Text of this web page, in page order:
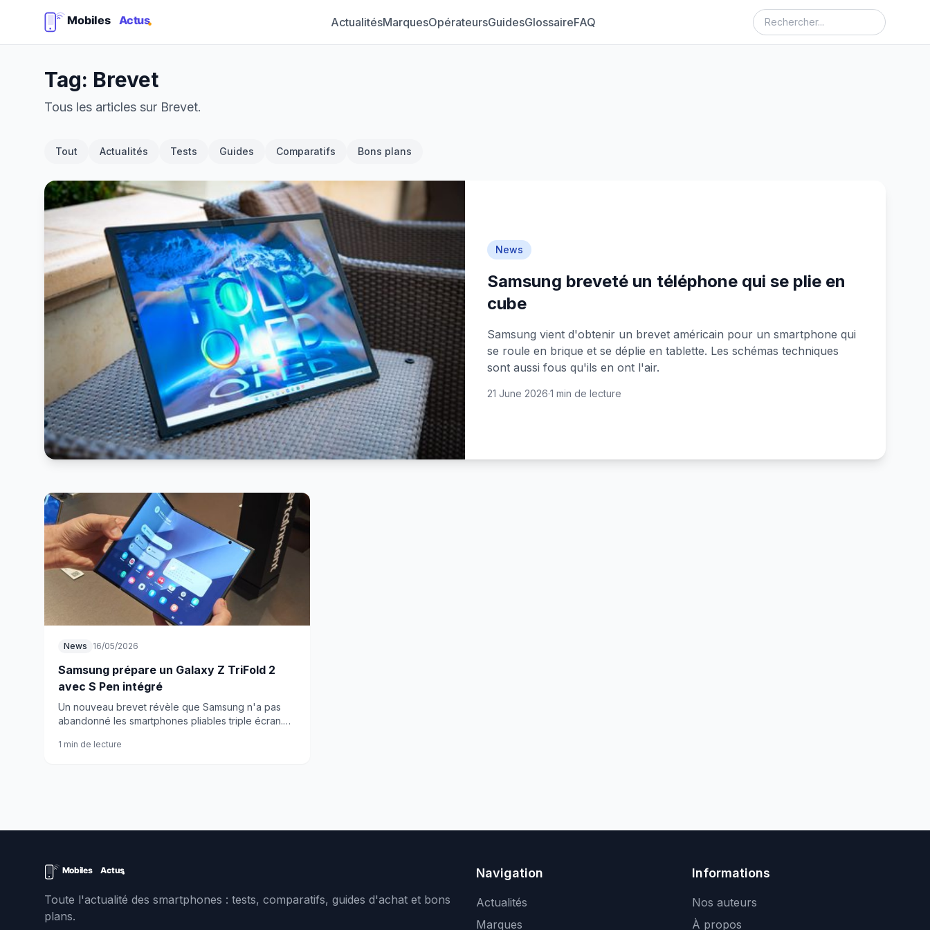
ActualitésMarquesOpérateursGuidesGlossaireFAQ
Tag: Brevet
Tous les articles sur Brevet.
Tout Actualités Tests Guides Comparatifs Bons plans
News
Samsung breveté un téléphone qui se plie en
cube
Samsung vient d'obtenir un brevet américain pour un smartphone qui
se roule en brique et se déplie en tablette. Les schémas techniques
sont aussi fous qu'ils en ont l'air.
21 June 2026·1 min de lecture
News 16/05/2026
Samsung prépare un Galaxy Z TriFold 2
avec S Pen intégré
Un nouveau brevet révèle que Samsung n'a pas
abandonné les smartphones pliables triple écran.
directement dans la charnière.
1 min de lecture
Toute l'actualité des smartphones : tests, comparatifs, guides d'achat et bons
plans.
Navigation
Actualités
Marques
Informations
Nos auteurs
À propos